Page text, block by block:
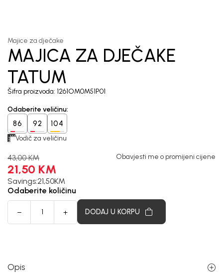
Majice za dječake
MAJICA ZA DJEČAKE
TATUM
Šifra proizvoda: 1261OM0M51P01
Odaberite veličinu:
86 92 104
Vodič za veličinu
43,00 KM
21,50 KM
Savings:21,50KM
Obavjesti me o promijeni cijene
Odaberite količinu
DODAJ U KORPU
Opis